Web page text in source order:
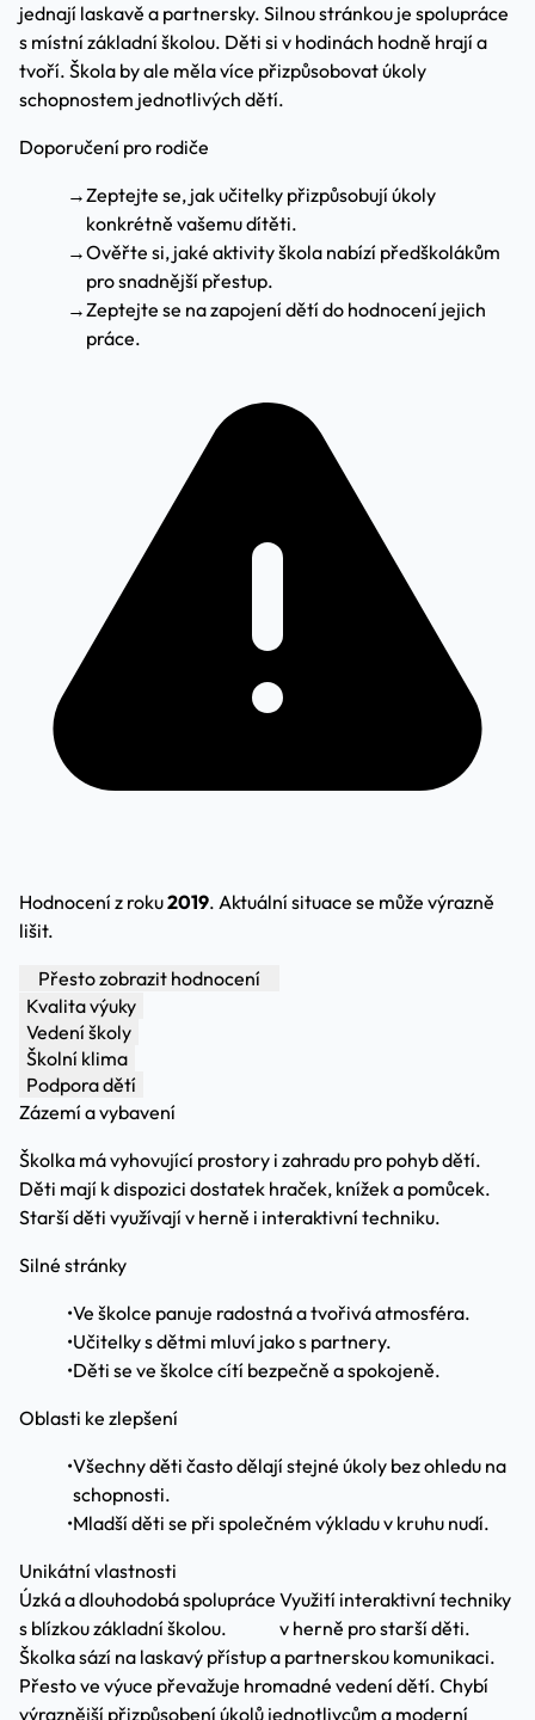
jednají laskavě a partnersky. Silnou stránkou je spolupráce
s místní základní školou. Děti si v hodinách hodně hrají a
tvoří. Škola by ale měla více přizpůsobovat úkoly
schopnostem jednotlivých dětí.
Doporučení pro rodiče
→Zeptejte se, jak učitelky přizpůsobují úkoly
konkrétně vašemu dítěti.
→Ověřte si, jaké aktivity škola nabízí předškolákům
pro snadnější přestup.
→Zeptejte se na zapojení dětí do hodnocení jejich
práce.
Hodnocení z roku2019. Aktuální situace se může výrazně
lišit.
Přesto zobrazit hodnocení
Kvalita výuky
Vedení školy
Školní klima
Podpora dětí
Zázemí a vybavení
Školka má vyhovující prostory i zahradu pro pohyb dětí.
Děti mají k dispozici dostatek hraček, knížek a pomůcek.
Starší děti využívají v herně i interaktivní techniku.
Silné stránky
•Ve školce panuje radostná a tvořivá atmosféra.
•Učitelky s dětmi mluví jako s partnery.
•Děti se ve školce cítí bezpečně a spokojeně.
Oblasti ke zlepšení
•Všechny děti často dělají stejné úkoly bez ohledu na
schopnosti.
•Mladší děti se při společném výkladu v kruhu nudí.
Unikátní vlastnosti
Úzká a dlouhodobá spolupráce
s blízkou základní školou.
Využití interaktivní techniky
v herně pro starší děti.
Školka sází na laskavý přístup a partnerskou komunikaci.
Přesto ve výuce převažuje hromadné vedení dětí. Chybí
výraznější přizpůsobení úkolů jednotlivcům a moderní